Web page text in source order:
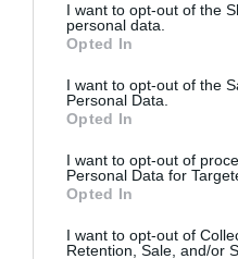
I want to opt-out of the
personal data.
Opted In
I want to opt-out of the
Personal Data.
Opted In
I want to opt-out of
Personal Data for
Opted In
I want to opt-out of
Retention, Sale, and/or
«Απομακρυσμένα
Βουνά και Ποτάμια: